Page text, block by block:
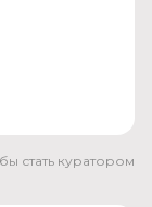
стать куратором